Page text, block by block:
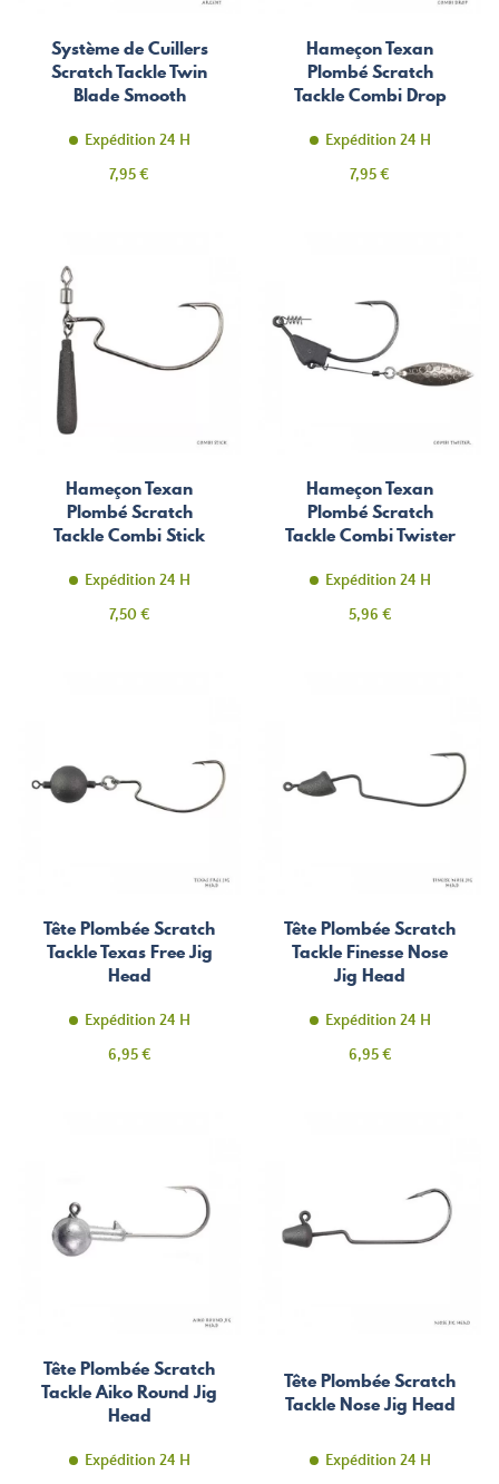
Système de Cuillers
Scratch Tackle Twin
Blade Smooth
Expédition 24 H
Prix
7,95 €
Hameçon Texan
Plombé Scratch
Tackle Combi Drop
Expédition 24 H
Prix
7,95 €
Hameçon Texan
Plombé Scratch
Tackle Combi Stick
Expédition 24 H
Prix
7,50 €
Hameçon Texan
Plombé Scratch
Tackle Combi Twister
Expédition 24 H
Prix
5,96 €
Tête Plombée Scratch
Tackle Texas Free Jig
Head
Expédition 24 H
Prix
6,95 €
Tête Plombée Scratch
Tackle Finesse Nose
Jig Head
Expédition 24 H
Prix
6,95 €
Tête Plombée Scratch
Tackle Aiko Round Jig
Head
Expédition 24 H
Tête Plombée Scratch
Tackle Nose Jig Head
Expédition 24 H